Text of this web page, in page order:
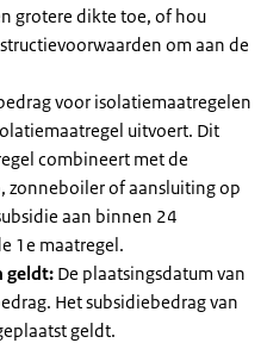
grotere dikte toe, of hou
om aan de
voor isolatiemaatregelen
uitvoert. Dit
combineert met de
zonneboiler of aansluiting op
aan binnen 24
1e maatregel.
geldt: De plaatsingsdatum van
Het subsidiebedrag van
geldt.